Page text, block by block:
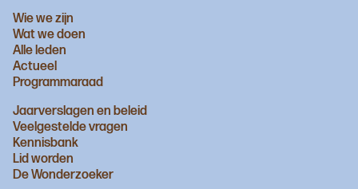
Wie we zijn
Wat we doen
Alle leden
Actueel
Programmaraad
Jaarverslagen en beleid
Veelgestelde vragen
Kennisbank
Lid worden
De Wonderzoeker